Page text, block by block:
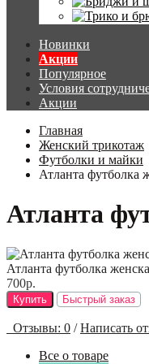
Новинки
Акции
Популярное
Условия
Акции
Главная
Женский трикотаж
Футболки и майки
Атланта футболка
Атланта
Атланта футболка
700р.
Купить Быстрый заказ
Отзывы: 0 / Написать
Все о товаре